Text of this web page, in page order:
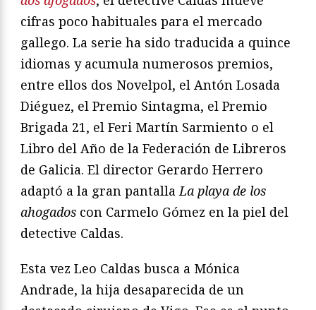
cifras poco habituales para el mercado
gallego. La serie ha sido traducida a quince
idiomas y acumula numerosos premios,
entre ellos dos Novelpol, el Antón Losada
Diéguez, el Premio Sintagma, el Premio
Brigada 21, el Feri Martín Sarmiento o el
Libro del Año de la Federación de Libreros
de Galicia. El director Gerardo Herrero
adaptó a la gran pantalla La playa de los
ahogados con Carmelo Gómez en la piel del
detective Caldas.
Esta vez Leo Caldas busca a Mónica
Andrade, la hija desaparecida de un